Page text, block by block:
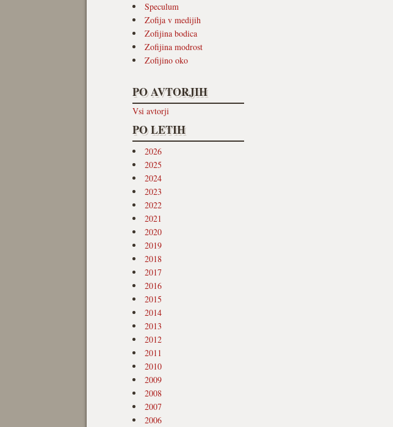
Speculum
Zofija v medijih
Zofijina bodica
Zofijina modrost
Zofijino oko
PO AVTORJIH
Vsi avtorji
PO LETIH
2026
2025
2024
2023
2022
2021
2020
2019
2018
2017
2016
2015
2014
2013
2012
2011
2010
2009
2008
2007
2006